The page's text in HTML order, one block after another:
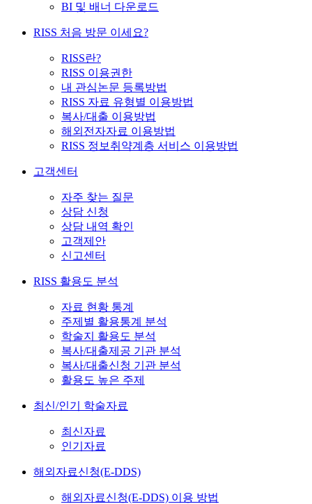
BI 및 배너 다운로드
RISS 처음 방문 이세요?
RISS란?
RISS 이용권한
내 관심논문 등록방법
RISS 자료 유형별 이용방법
복사/대출 이용방법
해외전자자료 이용방법
RISS 정보취약계층 서비스 이용방법
고객센터
자주 찾는 질문
상담 신청
상담 내역 확인
고객제안
신고센터
RISS 활용도 분석
자료 현황 통계
주제별 활용통계 분석
학술지 활용도 분석
복사/대출제공 기관 분석
복사/대출신청 기관 분석
활용도 높은 주제
최신/인기 학술자료
최신자료
인기자료
해외자료신청(E-DDS)
해외자료신청(E-DDS) 이용 방법